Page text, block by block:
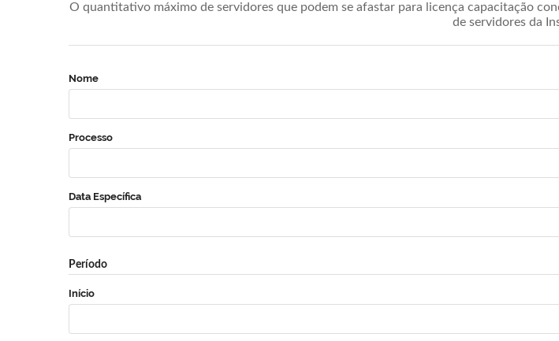
O quantitativo máximo de servidores que podem se afastar para licença capacitação
de servidores da
Nome
Processo
Data Específica
Período
Início